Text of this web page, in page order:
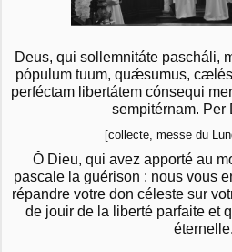
Deus, qui sollemnitáte pascháli,
pópulum tuum, quǽsumus,
perféctam libertátem cónsequi
sempitérnam. Per
[collecte, messe du
Ô Dieu, qui avez apporté au
pascale la guérison : nous vous
répandre votre don céleste sur
de jouir de la liberté parfaite et
éternelle.